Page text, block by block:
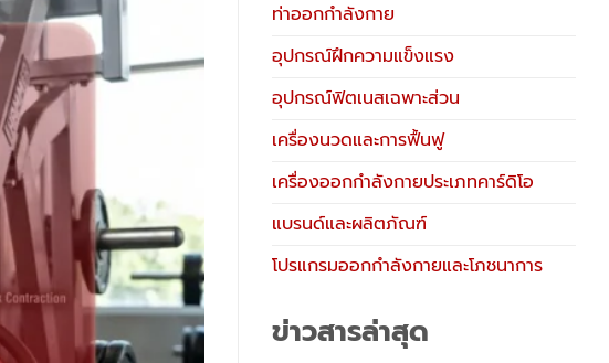
ท่าออกกำลังกาย
อุปกรณ์ฝึกความแข็งแรง
อุปกรณ์ฟิตเนสเฉพาะส่วน
เครื่องนวดและการฟื้นฟู
เครื่องออกกำลังกายประเภทคาร์ดิโอ
แบรนด์และผลิตภัณฑ์
โปรแกรมออกกำลังกายและโภชนาการ
ข่าวสารล่าสุด